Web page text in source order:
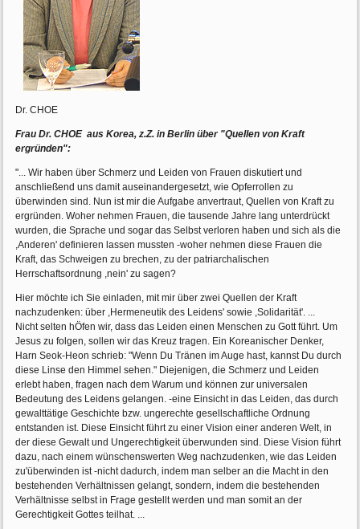
Dr. CHOE
Frau Dr. CHOE aus Korea, z.Z. in Berlin über "Quellen von Kraft
ergründen":
"... Wir haben über Schmerz und Leiden von Frauen diskutiert und
anschließend uns damit auseinandergesetzt, wie Opferrollen zu
überwinden sind. Nun ist mir die Aufgabe anvertraut, Quellen von Kraft zu
ergründen. Woher nehmen Frauen, die tausende Jahre lang unterdrückt
wurden, die Sprache und sogar das Selbst verloren haben und sich als die
,Anderen' definieren lassen mussten -woher nehmen diese Frauen die
Kraft, das Schweigen zu brechen, zu der patriarchalischen
Herrschaftsordnung ,nein' zu sagen?
Hier möchte ich Sie einladen, mit mir über zwei Quellen der Kraft
nachzudenken: über ,Hermeneutik des Leidens' sowie ,Solidarität'. ...
Nicht selten hÖfen wir, dass das Leiden einen Menschen zu Gott führt. Um
Jesus zu folgen, sollen wir das Kreuz tragen. Ein Koreanischer Denker,
Harn Seok-Heon schrieb: "Wenn Du Tränen im Auge hast, kannst Du durch
diese Linse den Himmel sehen." Diejenigen, die Schmerz und Leiden
erlebt haben, fragen nach dem Warum und können zur universalen
Bedeutung des Leidens gelangen. -eine Einsicht in das Leiden, das durch
gewalttätige Geschichte bzw. ungerechte gesellschaftliche Ordnung
entstanden ist. Diese Einsicht führt zu einer Vision einer anderen Welt, in
der diese Gewalt und Ungerechtigkeit überwunden sind. Diese Vision führt
dazu, nach einem wünschenswerten Weg nachzudenken, wie das Leiden
zu'überwinden ist -nicht dadurch, indem man selber an die Macht in den
bestehenden Verhältnissen gelangt, sondern, indem die bestehenden
Verhältnisse selbst in Frage gestellt werden und man somit an der
Gerechtigkeit Gottes teilhat. ...